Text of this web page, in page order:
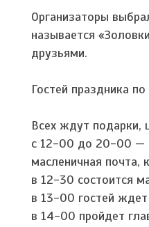
Организаторы
называется
друзьями.
Гостей праздника
Всех ждут подарки,
с 12-00 до 20-00 —
масленичная
в 12-30 состоится
в 13-00 гостей
в 14-00 пройдет